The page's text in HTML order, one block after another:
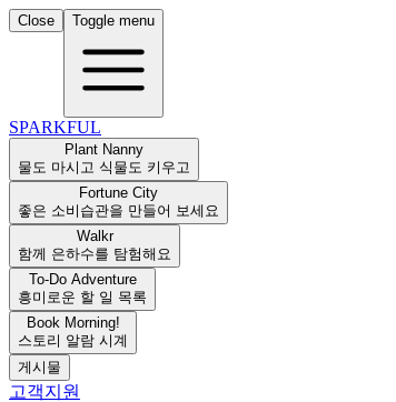
Close Toggle menu
SPARKFUL
Plant Nanny
물도 마시고 식물도 키우고
Fortune City
좋은 소비습관을 만들어 보세요
Walkr
함께 은하수를 탐험해요
To-Do Adventure
흥미로운 할 일 목록
Book Morning!
스토리 알람 시계
게시물
고객지원